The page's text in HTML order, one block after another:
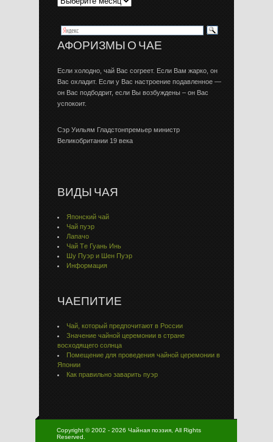
АФОРИЗМЫ О ЧАЕ
Если холодно, чай Вас согреет. Если Вам жарко, он
Вас охладит. Если у Вас настроение подавленное —
он Вас подбодрит, если Вы возбуждены – он Вас
успокоит.
Сэр Уильям Гладстонпремьер министр
Великобритании 19 века
ВИДЫ ЧАЯ
Японский чай
Чай пуэр
Лапачо
Чай Тe Гуaнь Инь
Шу Пуэр и Шен Пуэр
Информация
ЧАЕПИТИЕ
Чай, который предпочитают в России
Значение чайной церемонии в стране
восходящего солнца
Помещение для проведения чайной церемонии в
Японии
Как правильно заварить пуэр
Copyright © 2002 - 2026 Чайная поэзия, All Rights
Reserved.